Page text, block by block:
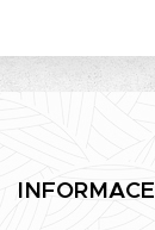
INFORMACE